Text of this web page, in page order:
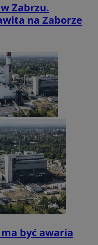
Zabrzu.
na Zaborze
być awaria